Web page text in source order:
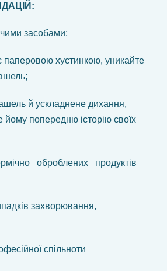
засобами;
паперовою хустинкою, уникайте
й ускладнене дихання,
йому попередню історію своїх
оброблених продуктів
захворювання,
спільноти